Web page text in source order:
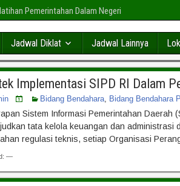
Pemerintahan Dalam Negeri
Jadwal Diklat Jadwal Lainnya
Implementasi SIPD RI Dalam
Bidang Bendahara, Bidang Bendahara
Sistem Informasi Pemerintahan Daerah
tata kelola keuangan dan
regulasi teknis, setiap Organisasi
—